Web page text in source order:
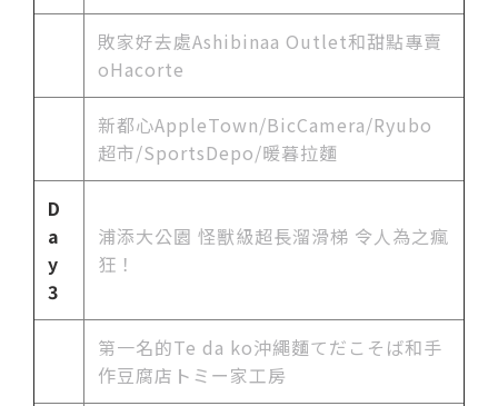
敗家好去處Ashibinaa Outlet和甜點專賣
oHacorte
新都心AppleTown/BicCamera/Ryubo
超市/SportsDepo/暖暮拉麵
D
a
y
3
浦添大公園 怪獸級超長溜滑梯 令人為之瘋
狂！
第一名的Te da ko沖繩麵てだこそば和手
作豆腐店トミー家工房